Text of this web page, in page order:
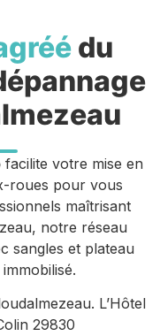
du
facilite votre mise en
roues pour vous
maîtrisant
notre réseau
sangles et plateau
L’Hôtel
29830